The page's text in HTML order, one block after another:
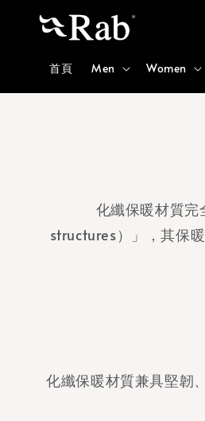
首頁 Men Women
化纖保暖材質
structures）」，其保
化纖保暖材質兼具堅韌